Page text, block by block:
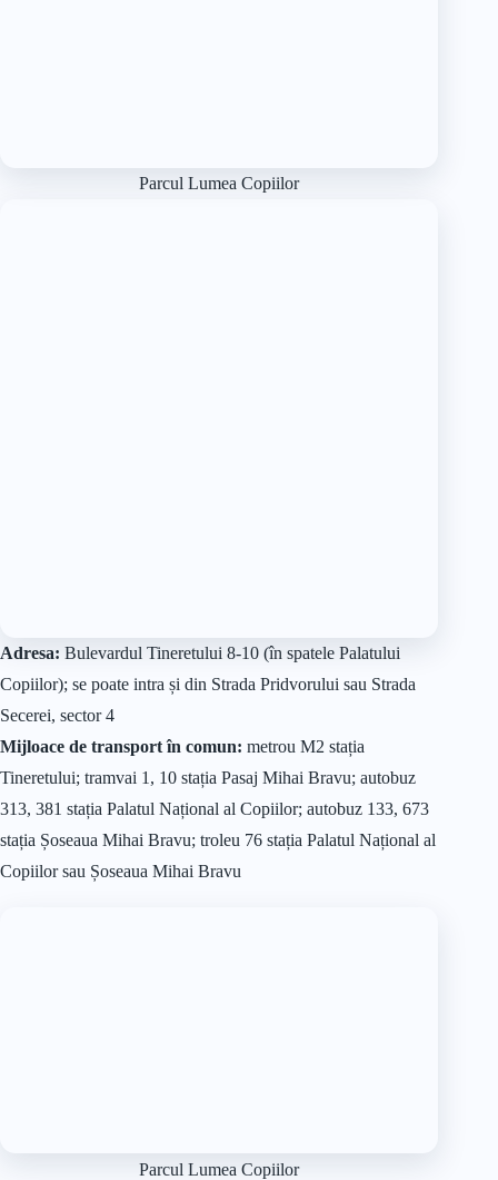
Parcul Lumea Copiilor
Adresa: Bulevardul Tineretului 8-10 (în spatele Palatului
Copiilor); se poate intra și din Strada Pridvorului sau Strada
Secerei, sector 4
Mijloace de transport în comun: metrou M2 stația
Tineretului; tramvai 1, 10 stația Pasaj Mihai Bravu; autobuz
313, 381 stația Palatul Național al Copiilor; autobuz 133, 673
stația Șoseaua Mihai Bravu; troleu 76 stația Palatul Național al
Copiilor sau Șoseaua Mihai Bravu
Parcul Lumea Copiilor